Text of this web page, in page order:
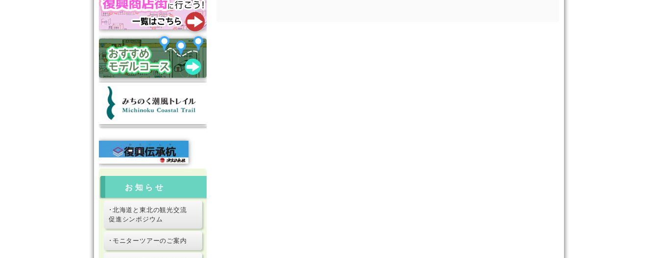
お知らせ
･北海道と東北の観光交流
促進シンポジウム
･モニターツアーのご案内